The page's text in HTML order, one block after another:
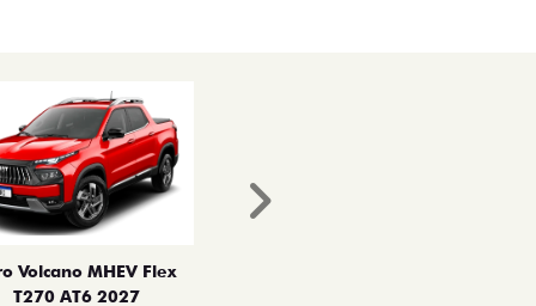
Volcano MHEV Flex
T270 AT6 2027
Próximo